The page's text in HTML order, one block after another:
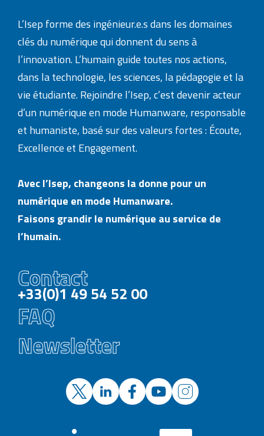
L’Isep forme des ingénieur.e.s dans les domaines
clés du numérique qui donnent du sens à
l’innovation. L’humain guide toutes nos actions,
dans la technologie, les sciences, la pédagogie et la
vie étudiante. Rejoindre l’Isep, c’est devenir acteur
d’un numérique en mode Humanware, responsable
et humaniste, basé sur des valeurs fortes : Écoute,
Excellence et Engagement.
Avec l’Isep, changeons la donne pour un
numérique en mode Humanware.
Faisons grandir le numérique au service de
l’humain.
Contact
+33(0)1 49 54 52 00
FAQ
Newsletter